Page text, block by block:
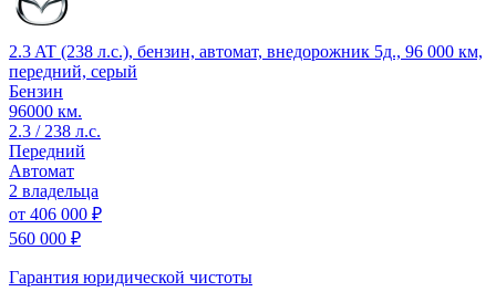
2.3 AT (238 л.с.), бензин, автомат, внедорожник 5д., 96 000 км,
передний, серый
Бензин
96000 км.
2.3 / 238 л.с.
Передний
Автомат
2 владельца
от 406 000 ₽
560 000 ₽
Гарантия юридической чистоты